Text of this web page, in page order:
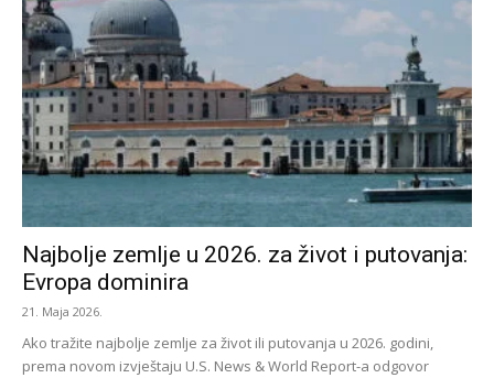
Najbolje zemlje u 2026. za život i putovanja:
Evropa dominira
21. Maja 2026.
Ako tražite najbolje zemlje za život ili putovanja u 2026. godini,
prema novom izvještaju U.S. News & World Report-a odgovor